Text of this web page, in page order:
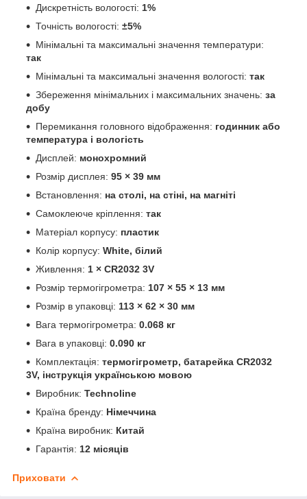
Дискретність вологості: 1%
Точність вологості: ±5%
Мінімальні та максимальні значення температури:
так
Мінімальні та максимальні значення вологості: так
Збереження мінімальних і максимальних значень: за
добу
Перемикання головного відображення: годинник або
температура і вологість
Дисплей: монохромний
Розмір дисплея: 95 × 39 мм
Встановлення: на столі, на стіні, на магніті
Самоклеюче кріплення: так
Матеріал корпусу: пластик
Колір корпусу: White, білий
Живлення: 1 × CR2032 3V
Розмір термогігрометра: 107 × 55 × 13 мм
Розмір в упаковці: 113 × 62 × 30 мм
Вага термогігрометра: 0.068 кг
Вага в упаковці: 0.090 кг
Комплектація: термогігрометр, батарейка CR2032
3V, інструкція українською мовою
Виробник: Technoline
Країна бренду: Німеччина
Країна виробник: Китай
Гарантія: 12 місяців
Приховати